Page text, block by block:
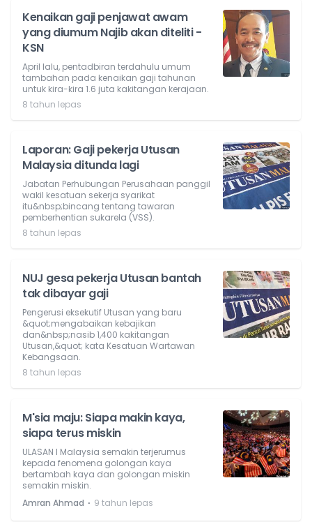
Kenaikan gaji penjawat awam
yang diumum Najib akan diteliti -
KSN
April lalu, pentadbiran terdahulu umum
tambahan pada kenaikan gaji tahunan
untuk kira-kira 1.6 juta kakitangan kerajaan.
8 tahun lepas
Laporan: Gaji pekerja Utusan
Malaysia ditunda lagi
Jabatan Perhubungan Perusahaan panggil
wakil kesatuan sekerja syarikat
itu&nbsp;bincang tentang tawaran
pemberhentian sukarela (VSS).
8 tahun lepas
NUJ gesa pekerja Utusan bantah
tak dibayar gaji
Pengerusi eksekutif Utusan yang baru
&quot;mengabaikan kebajikan
dan&nbsp;nasib 1,400 kakitangan
Utusan,&quot; kata Kesatuan Wartawan
Kebangsaan.
8 tahun lepas
M'sia maju: Siapa makin kaya,
siapa terus miskin
ULASAN l Malaysia semakin terjerumus
kepada fenomena golongan kaya
bertambah kaya dan golongan miskin
semakin miskin.
Amran Ahmad ⋅ 9 tahun lepas